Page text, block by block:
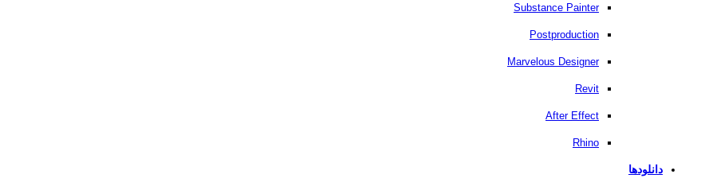
Substance Painter
Postproduction
Marvelous Designer
Revit
After Effect
Rhino
دانلودها